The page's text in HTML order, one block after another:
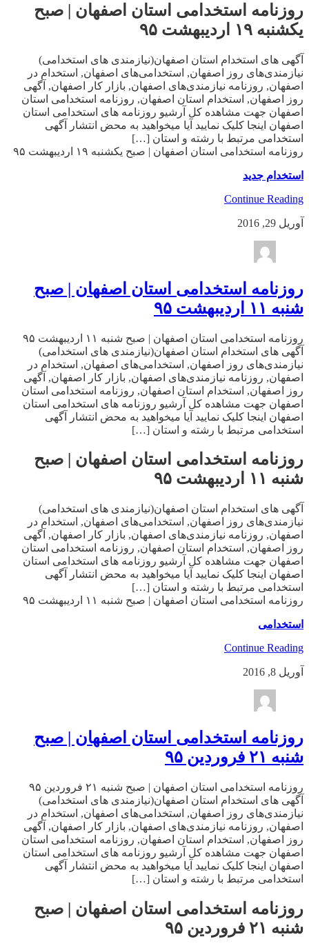
روزنامه استخدامی استان اصفهان | صبح
یکشنبه ۱۹ اردیبهشت ۹۵
آگهی های استخدام استان اصفهان(نیازمندی های استخدامی)
نیازمندی‌های روز اصفهان, استخدامی‌های اصفهان, استخدام در
اصفهان, روزنامه نیازمندی‌های اصفهان, بازار کار اصفهان, آگهی
روز اصفهان, استخدام استان اصفهان, روزنامه استخدامی استان
اصفهان جهت مشاهده کل آرشیو روزنامه های استخدامی استان
اصفهان اینجا کلیک نمایید آیا میخواهید به محض انتشار آگهی
استخدامی مرتبط با رشته و استان […]
روزنامه استخدامی استان اصفهان | صبح یکشنبه ۱۹ اردیبهشت ۹۵
استخدام جدید
Continue Reading
آوریل 29, 2016
روزنامه استخدامی استان اصفهان | صبح
شنبه ۱۱ اردیبهشت ۹۵
روزنامه استخدامی استان اصفهان | صبح شنبه ۱۱ اردیبهشت ۹۵
آگهی های استخدام استان اصفهان(نیازمندی های استخدامی)
نیازمندی‌های روز اصفهان, استخدامی‌های اصفهان, استخدام در
اصفهان, روزنامه نیازمندی‌های اصفهان, بازار کار اصفهان, آگهی
روز اصفهان, استخدام استان اصفهان, روزنامه استخدامی استان
اصفهان جهت مشاهده کل آرشیو روزنامه های استخدامی استان
اصفهان اینجا کلیک نمایید آیا میخواهید به محض انتشار آگهی
استخدامی مرتبط با رشته و استان […]
روزنامه استخدامی استان اصفهان | صبح
شنبه ۱۱ اردیبهشت ۹۵
آگهی های استخدام استان اصفهان(نیازمندی های استخدامی)
نیازمندی‌های روز اصفهان, استخدامی‌های اصفهان, استخدام در
اصفهان, روزنامه نیازمندی‌های اصفهان, بازار کار اصفهان, آگهی
روز اصفهان, استخدام استان اصفهان, روزنامه استخدامی استان
اصفهان جهت مشاهده کل آرشیو روزنامه های استخدامی استان
اصفهان اینجا کلیک نمایید آیا میخواهید به محض انتشار آگهی
استخدامی مرتبط با رشته و استان […]
روزنامه استخدامی استان اصفهان | صبح شنبه ۱۱ اردیبهشت ۹۵
استخدامی
Continue Reading
آوریل 8, 2016
روزنامه استخدامی استان اصفهان | صبح
شنبه ۲۱ فروردین ۹۵
روزنامه استخدامی استان اصفهان | صبح شنبه ۲۱ فروردین ۹۵
آگهی های استخدام استان اصفهان(نیازمندی های استخدامی)
نیازمندی‌های روز اصفهان, استخدامی‌های اصفهان, استخدام در
اصفهان, روزنامه نیازمندی‌های اصفهان, بازار کار اصفهان, آگهی
روز اصفهان, استخدام استان اصفهان, روزنامه استخدامی استان
اصفهان جهت مشاهده کل آرشیو روزنامه های استخدامی استان
اصفهان اینجا کلیک نمایید آیا میخواهید به محض انتشار آگهی
استخدامی مرتبط با رشته و استان […]
روزنامه استخدامی استان اصفهان | صبح
شنبه ۲۱ فروردین ۹۵